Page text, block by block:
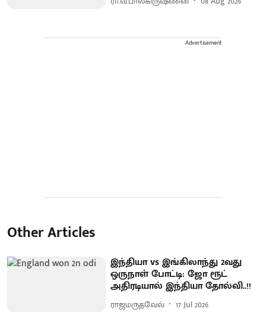
Advertisement
Other Articles
இந்தியா vs இங்கிலாந்து 2வது
ஒருநாள் போட்டி: ஜோ ரூட்
அதிரடியால் இந்தியா தோல்வி..!!
ராஜமருதவேல் 17 Jul 2026